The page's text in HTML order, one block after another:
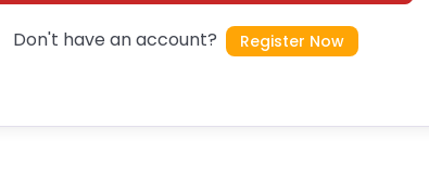
Don't have an account? Register Now